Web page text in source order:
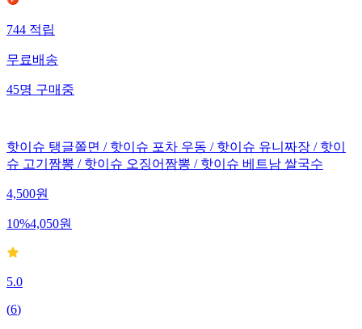
744적립
무료배송
45명구매중
핫이슈 탱글쫄면 / 핫이슈 포차 우동 / 핫이슈 유니짜장 / 핫이
슈 고기짬뽕 / 핫이슈 오징어짬뽕 / 핫이슈 베트남 쌀국수
4,500원
10%4,050원
5.0
(6)